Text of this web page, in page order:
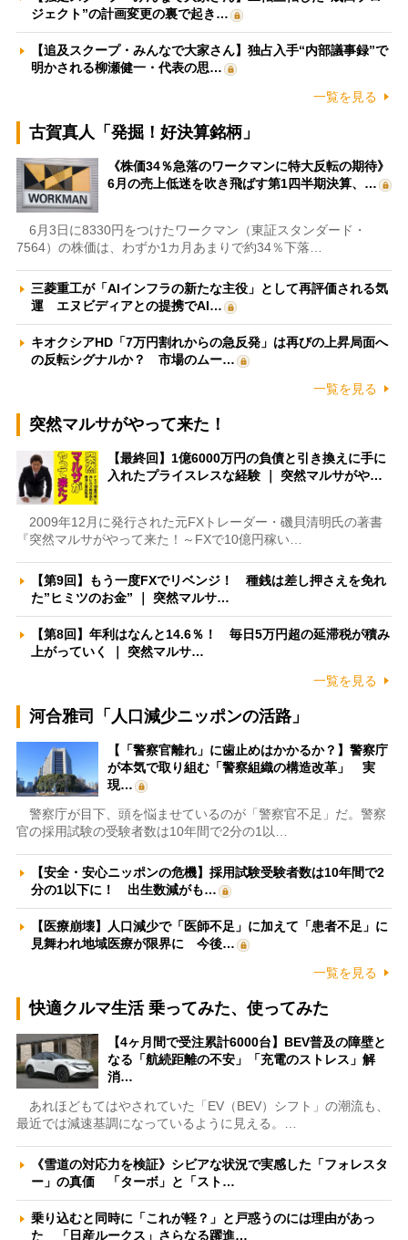
ジェクト”の計画変更の裏で起き…
【追及スクープ・みんなで大家さん】独占入手“内部議事録”で
明かされる柳瀬健一・代表の思…
一覧を見る
古賀真人「発掘！好決算銘柄」
《株価34％急落のワークマンに特大反転の期待》
6月の売上低迷を吹き飛ばす第1四半期決算、…
6月3日に8330円をつけたワークマン（東証スタンダード・
7564）の株価は、わずか1カ月あまりで約34％下落…
三菱重工が「AIインフラの新たな主役」として再評価される気
運 エヌビディアとの提携でAI…
キオクシアHD「7万円割れからの急反発」は再びの上昇局面へ
の反転シグナルか？ 市場のムー…
一覧を見る
突然マルサがやって来た！
【最終回】1億6000万円の負債と引き換えに手に
入れたプライスレスな経験 ｜ 突然マルサがや…
2009年12月に発行された元FXトレーダー・磯貝清明氏の著書
『突然マルサがやって来た！～FXで10億円稼い…
【第9回】もう一度FXでリベンジ！ 種銭は差し押さえを免れ
た”ヒミツのお金” ｜ 突然マルサ…
【第8回】年利はなんと14.6％！ 毎日5万円超の延滞税が積み
上がっていく ｜ 突然マルサ…
一覧を見る
河合雅司「人口減少ニッポンの活路」
【「警察官離れ」に歯止めはかかるか？】警察庁
が本気で取り組む「警察組織の構造改革」 実
現…
警察庁が目下、頭を悩ませているのが「警察官不足」だ。警察
官の採用試験の受験者数は10年間で2分の1以…
【安全・安心ニッポンの危機】採用試験受験者数は10年間で2
分の1以下に！ 出生数減がも…
【医療崩壊】人口減少で「医師不足」に加えて「患者不足」に
見舞われ地域医療が限界に 今後…
一覧を見る
快適クルマ生活 乗ってみた、使ってみた
【4ヶ月間で受注累計6000台】BEV普及の障壁と
なる「航続距離の不安」「充電のストレス」解
消…
あれほどもてはやされていた「EV（BEV）シフト」の潮流も、
最近では減速基調になっているように見える。…
《雪道の対応力を検証》シビアな状況で実感した「フォレスタ
ー」の真価 「ターボ」と「スト…
乗り込むと同時に「これが軽？」と戸惑うのには理由があっ
た 「日産ルークス」さらなる躍進…